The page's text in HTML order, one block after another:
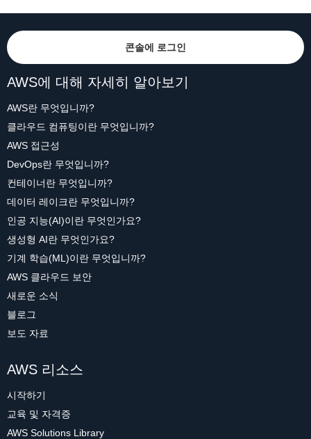
콘솔에 로그인
AWS에 대해 자세히 알아보기
AWS란 무엇입니까?
클라우드 컴퓨팅이란 무엇입니까?
AWS 접근성
DevOps란 무엇입니까?
컨테이너란 무엇입니까?
데이터 레이크란 무엇입니까?
인공 지능(AI)이란 무엇인가요?
생성형 AI란 무엇인가요?
기계 학습(ML)이란 무엇입니까?
AWS 클라우드 보안
새로운 소식
블로그
보도 자료
AWS 리소스
시작하기
교육 및 자격증
AWS Solutions Library